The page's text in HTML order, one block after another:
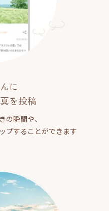
に
を投稿
の瞬間や、
プすることができます